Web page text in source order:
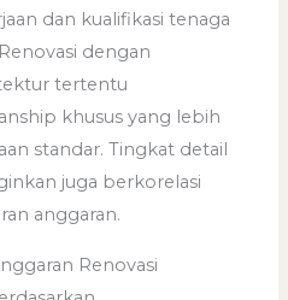
dan kualifikasi tenaga
dengan
tertentu
khusus yang lebih
standar. Tingkat detail
juga berkorelasi
anggaran.
Renovasi